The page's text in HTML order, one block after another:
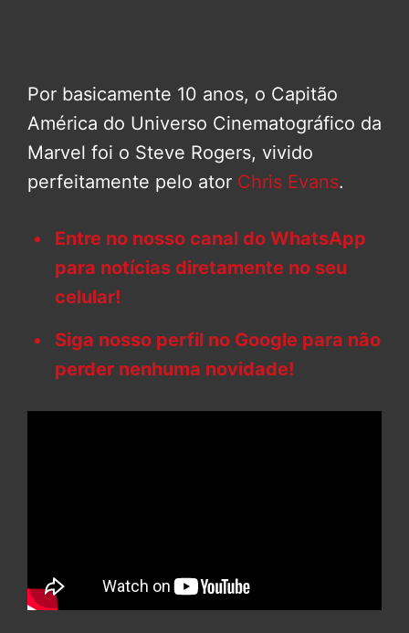
Por basicamente 10 anos, o Capitão
América do Universo Cinematográfico da
Marvel foi o Steve Rogers, vivido
perfeitamente pelo ator Chris Evans.
Entre no nosso canal do WhatsApp
para notícias diretamente no seu
celular!
Siga nosso perfil no Google para não
perder nenhuma novidade!